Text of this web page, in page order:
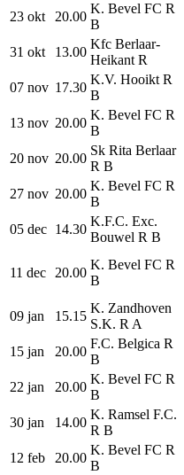
23 okt 20.00
K. Bevel FC R
B
31 okt 13.00
Kfc Berlaar-
Heikant R
07 nov 17.30
K.V. Hooikt R
B
13 nov 20.00
K. Bevel FC R
B
20 nov 20.00
Sk Rita Berlaar
R B
27 nov 20.00
K. Bevel FC R
B
05 dec 14.30
K.F.C. Exc.
Bouwel R B
11 dec 20.00
K. Bevel FC R
B
09 jan 15.15
K. Zandhoven
S.K. R A
15 jan 20.00
F.C. Belgica R
B
22 jan 20.00
K. Bevel FC R
B
30 jan 14.00
K. Ramsel F.C.
R B
12 feb 20.00
K. Bevel FC R
B